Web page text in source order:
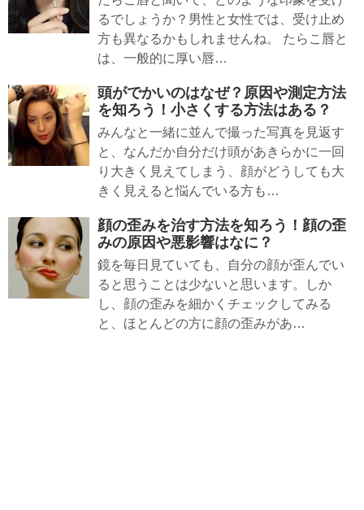
るでしょうか？男性と女性では、受け止め
方も異なるかもしれませんね。 たらこ唇と
は、一般的に厚い唇…
頭がでかいのはなぜ？原因や測定方法
を知ろう！小さくする方法はある？
みんなと一緒に並んで撮った写真を見返す
と、なんだか自分だけ頭があきらかに一回
り大きく見えてしまう、顔がどうしても大
きく見えると悩んでいる方も…
顔の歪みを治す方法を知ろう！顔の歪
みの原因や悪影響はなに？
鏡を毎日見ていても、自分の顔が歪んでい
ると思うことは少ないと思います。しか
し、顔の歪みを細かくチェックしてみる
と、ほとんどの方に顔の歪みがあ…